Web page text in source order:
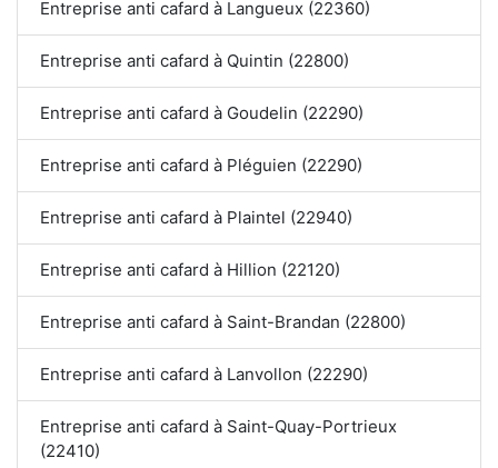
Entreprise anti cafard à Langueux (22360)
Entreprise anti cafard à Quintin (22800)
Entreprise anti cafard à Goudelin (22290)
Entreprise anti cafard à Pléguien (22290)
Entreprise anti cafard à Plaintel (22940)
Entreprise anti cafard à Hillion (22120)
Entreprise anti cafard à Saint-Brandan (22800)
Entreprise anti cafard à Lanvollon (22290)
Entreprise anti cafard à Saint-Quay-Portrieux
(22410)